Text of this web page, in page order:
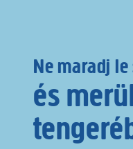
Ne maradj
és